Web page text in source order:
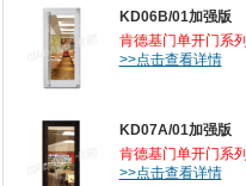
KD06B/01加强版
肯德基门单开门系列
>>点击查看详情
KD07A/01加强版
肯德基门单开门系列
>>点击查看详情